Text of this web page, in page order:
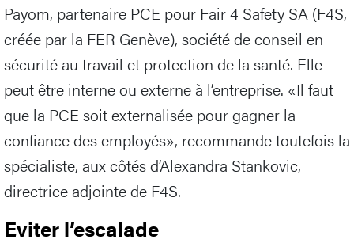
Payom, partenaire PCE pour Fair 4 Safety SA (F4S,
créée par la FER Genève), société de conseil en
sécurité au travail et protection de la santé. Elle
peut être interne ou externe à l’entreprise. «Il faut
que la PCE soit externalisée pour gagner la
confiance des employés», recommande toutefois la
spécialiste, aux côtés d’Alexandra Stankovic,
directrice adjointe de F4S.
Eviter l’escalade